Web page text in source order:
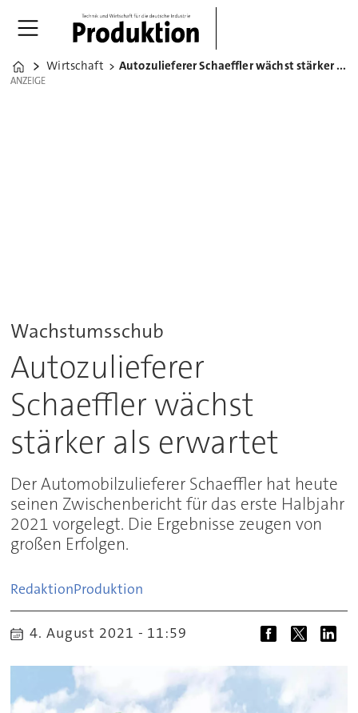
Home
Wirtschaft Autozulieferer Schaeffler wächst stärker als erwartet
ANZEIGE
ANZEIGE
Wachstumsschub
Autozulieferer
Schaeffler wächst
stärker als erwartet
Der Automobilzulieferer Schaeffler hat heute
seinen Zwischenbericht für das erste Halbjahr
2021 vorgelegt. Die Ergebnisse zeugen von
großen Erfolgen.
RedaktionProduktion
4. August 2021 - 11:59